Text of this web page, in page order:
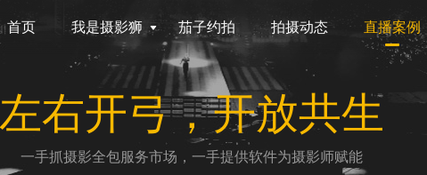
首页 我是摄影狮 茄子约拍 拍摄动态 直播案例
左右开弓，开放共生
一手抓摄影全包服务市场，一手提供软件为摄影师赋能